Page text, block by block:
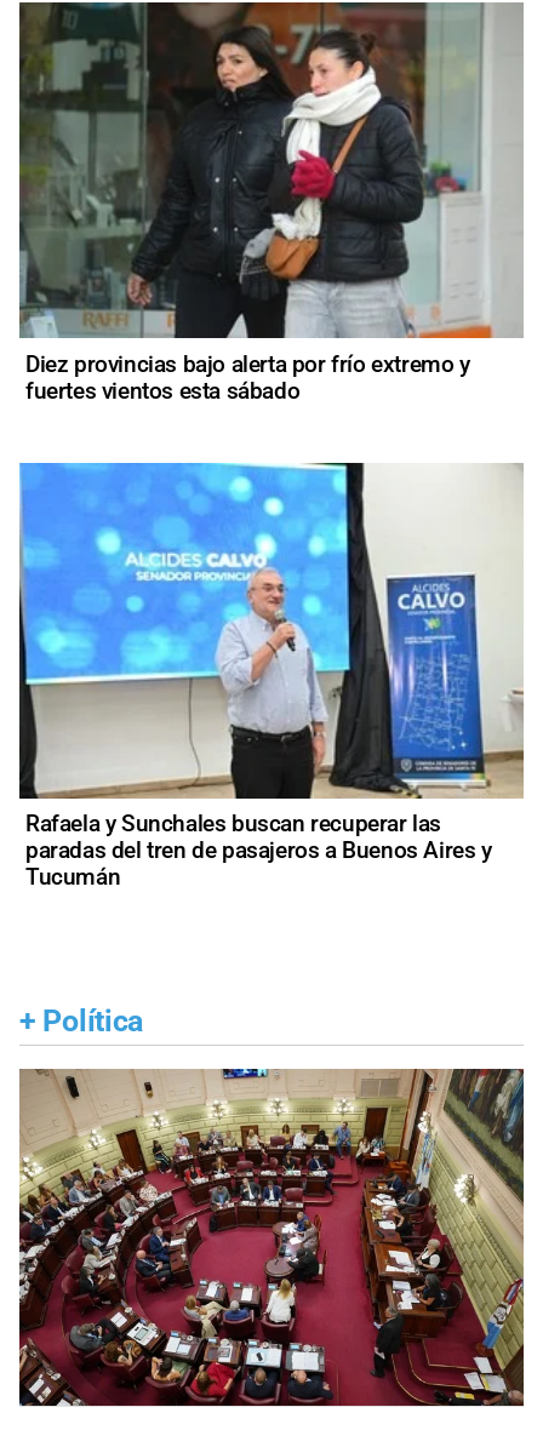
Diez provincias bajo alerta por frío extremo y
fuertes vientos esta sábado
Rafaela y Sunchales buscan recuperar las
paradas del tren de pasajeros a Buenos Aires y
Tucumán
+ Política